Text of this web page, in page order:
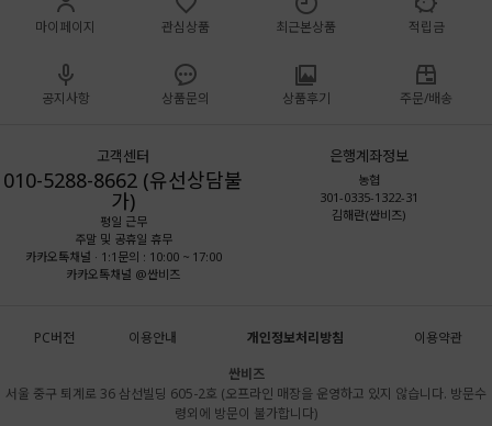
마이페이지 관심상품 최근본상품 적립금
공지사항 상품문의 상품후기 주문/배송
고객센터
010-5288-8662 (유선상담불
가)
평일 근무
주말 및 공휴일 휴무
카카오톡채널 · 1:1문의 : 10:00 ~ 17:00
카카오톡채널 @싼비즈
은행계좌정보
농협
301-0335-1322-31
김해란(싼비즈)
PC버전 이용안내 개인정보처리방침
이용약관
싼비즈
서울 중구 퇴계로 36 삼선빌딩 605-2호 (오프라인 매장을 운영하고 있지 않습니다. 방문수
령외에 방문이 불가합니다)